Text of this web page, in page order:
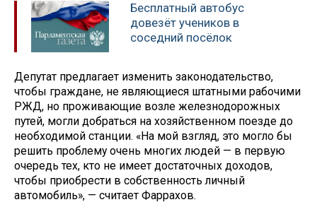
Бесплатный автобус
довезёт учеников в
соседний посёлок
Депутат предлагает изменить законодательство,
чтобы граждане, не являющиеся штатными рабочими
РЖД, но проживающие возле железнодорожных
путей, могли добраться на хозяйственном поезде до
необходимой станции. «На мой взгляд, это могло бы
решить проблему очень многих людей — в первую
очередь тех, кто не имеет достаточных доходов,
чтобы приобрести в собственность личный
автомобиль», — считает Фаррахов.